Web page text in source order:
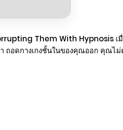
Them With Hypnosis เ
ถอดกางเกงชั้นในของคุณออก คุณไ